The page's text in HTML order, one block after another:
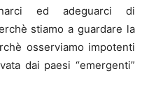
ed adeguarci di
stiamo a guardare la
osserviamo impotenti
dai paesi “emergenti”